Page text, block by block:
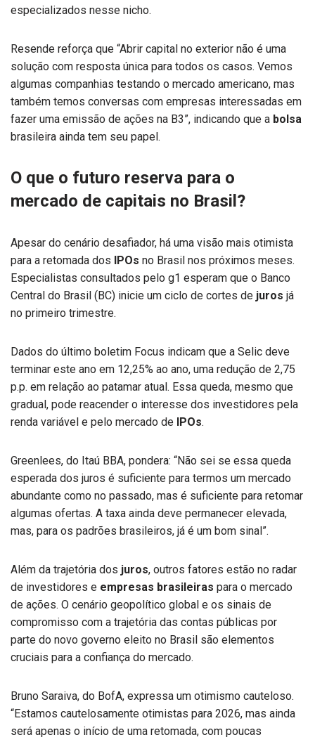
especializados nesse nicho.
Resende reforça que “Abrir capital no exterior não é uma
solução com resposta única para todos os casos. Vemos
algumas companhias testando o mercado americano, mas
também temos conversas com empresas interessadas em
fazer uma emissão de ações na B3”, indicando que a bolsa
brasileira ainda tem seu papel.
O que o futuro reserva para o
mercado de capitais no Brasil?
Apesar do cenário desafiador, há uma visão mais otimista
para a retomada dos IPOs no Brasil nos próximos meses.
Especialistas consultados pelo g1 esperam que o Banco
Central do Brasil (BC) inicie um ciclo de cortes de juros já
no primeiro trimestre.
Dados do último boletim Focus indicam que a Selic deve
terminar este ano em 12,25% ao ano, uma redução de 2,75
p.p. em relação ao patamar atual. Essa queda, mesmo que
gradual, pode reacender o interesse dos investidores pela
renda variável e pelo mercado de IPOs.
Greenlees, do Itaú BBA, pondera: “Não sei se essa queda
esperada dos juros é suficiente para termos um mercado
abundante como no passado, mas é suficiente para retomar
algumas ofertas. A taxa ainda deve permanecer elevada,
mas, para os padrões brasileiros, já é um bom sinal”.
Além da trajetória dos juros, outros fatores estão no radar
de investidores e empresas brasileiras para o mercado
de ações. O cenário geopolítico global e os sinais de
compromisso com a trajetória das contas públicas por
parte do novo governo eleito no Brasil são elementos
cruciais para a confiança do mercado.
Bruno Saraiva, do BofA, expressa um otimismo cauteloso.
“Estamos cautelosamente otimistas para 2026, mas ainda
será apenas o início de uma retomada, com poucas